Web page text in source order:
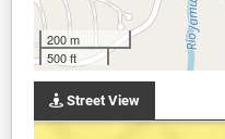
200 m
500 ft
Street View